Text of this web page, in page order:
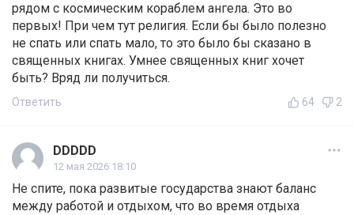
рядом с космическим кораблем ангела. Это во
первых! При чем тут религия. Если бы было полезно
не спать или спать мало, то это было бы сказано в
священных книгах. Умнее священных книг хочет
быть? Вряд ли получиться.
Ответить 64 2
DDDDD
12 мая 2026 18:10
Не спите, пока развитые государства знают баланс
между работой и отдыхом, что во время отдыха